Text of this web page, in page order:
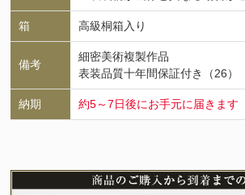
箱 高級桐箱入り
備考
細密美術複製作品
表装品質十年間保証付き（26）
納期 約5～7日後にお手元に届きます